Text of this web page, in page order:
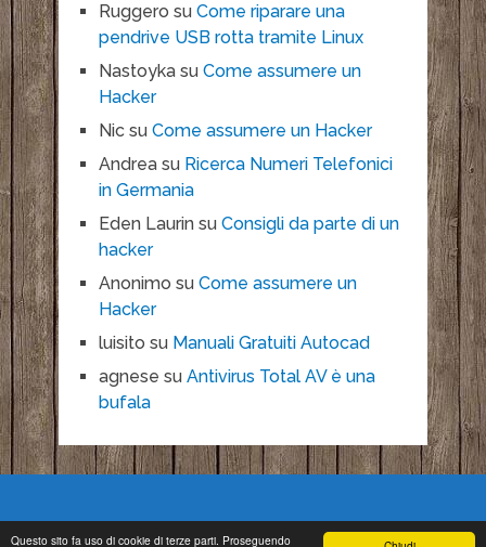
Questo sito fa uso di cookie di terze parti. Proseguendo
Ruggero su Come riparare una
pendrive USB rotta tramite Linux
Nastoykasu Come assumere un
Hacker
Nicsu Come assumere un Hacker
Andreasu Ricerca Numeri Telefonici
in Germania
Eden Laurinsu Consigli da parte di un
hacker
Anonimo su Come assumere un
Hacker
luisito su Manuali Gratuiti Autocad
agnese su Antivirus Total AV è una
bufala